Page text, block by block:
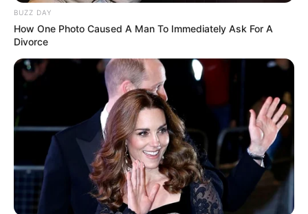
BUZZ DAY
How One Photo Caused A Man To Immediately Ask For A
Divorce